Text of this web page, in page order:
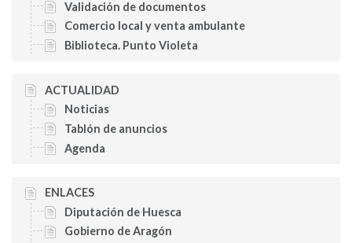
Validación de documentos
Comercio local y venta ambulante
Biblioteca. Punto Violeta
ACTUALIDAD
Noticias
Tablón de anuncios
Agenda
ENLACES
Diputación de Huesca
Gobierno de Aragón